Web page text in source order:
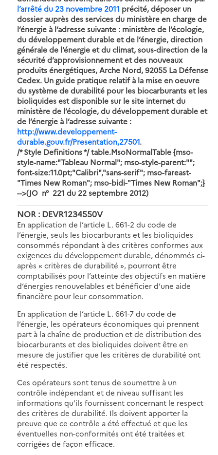
l’arrêté du 23 novembre 2011 précité, déposer un
dossier auprès des services du ministère en charge de
l’énergie à l’adresse suivante : ministère de l’écologie,
du développement durable et de l’énergie, direction
générale de l’énergie et du climat, sous-direction de la
sécurité d’approvisionnement et des nouveaux
produits énergétiques, Arche Nord, 92055 La Défense
Cedex. Un guide pratique relatif à la mise en oeuvre
du système de durabilité pour les biocarburants et les
bioliquides est disponible sur le site internet du
ministère de l’écologie, du développement durable et
de l’énergie à l’adresse suivante :
http://www.developpement-
durable.gouv.fr/Presentation,27501.
/* Style Definitions */ table.MsoNormalTable {mso-
style-name:"Tableau Normal"; mso-style-parent:"";
font-size:11.0pt;"Calibri","sans-serif"; mso-fareast-
"Times New Roman"; mso-bidi-"Times New Roman";}
-->(JO n° 221 du 22 septembre 2012)
NOR : DEVR1234550V
En application de l’article L. 661-2 du code de
l’énergie, seuls les biocarburants et les bioliquides
consommés répondant à des critères conformes aux
exigences du développement durable, dénommés ci-
après « critères de durabilité », pourront être
comptabilisés pour l’atteinte des objectifs en matière
d’énergies renouvelables et bénéficier d’une aide
financière pour leur consommation.
En application de l’article L. 661-7 du code de
l’énergie, les opérateurs économiques qui prennent
part à la chaîne de production et de distribution des
biocarburants et des bioliquides doivent être en
mesure de justifier que les critères de durabilité ont
été respectés.
Ces opérateurs sont tenus de soumettre à un
contrôle indépendant et de niveau suffisant les
informations qu’ils fournissent concernant le respect
des critères de durabilité. Ils doivent apporter la
preuve que ce contrôle a été effectué et que les
éventuelles non-conformités ont été traitées et
corrigées de façon efficace.